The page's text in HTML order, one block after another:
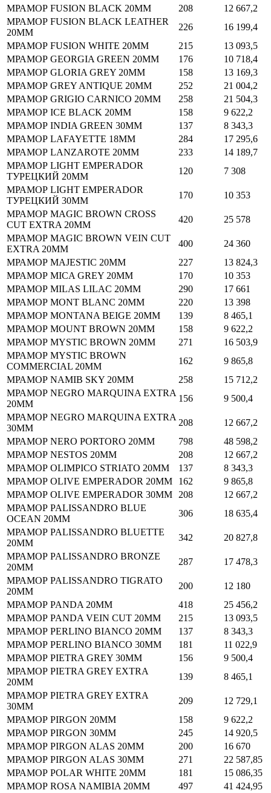
МРАМОР FUSION BLACK 20MM 208
12 667,2
МРАМОР FUSION BLACK LEATHER
20MM
226
16 199,4
МРАМОР FUSION WHITE 20MM
215
13 093,5
МРАМОР GEORGIA GREEN 20MM
176
10 718,4
МРАМОР GLORIA GREY 20MM
158
13 169,3
МРАМОР GREY ANTIQUE 20MM
252
21 004,2
МРАМОР GRIGIO CARNICO 20MM
258
21 504,3
МРАМОР ICE BLACK 20MM
158
9 622,2
МРАМОР INDIA GREEN 30MM
137
8 343,3
МРАМОР LAFAYETTE 18MM
284
17 295,6
МРАМОР LANZAROTE 20MM
233
14 189,7
МРАМОР LIGHT EMPERADOR
ТУРЕЦКИЙ 20MM
120
7 308
МРАМОР LIGHT EMPERADOR
ТУРЕЦКИЙ 30MM
170
10 353
МРАМОР MAGIC BROWN CROSS
CUT EXTRA 20MM
420
25 578
МРАМОР MAGIC BROWN VEIN CUT
EXTRA 20MM
400
24 360
МРАМОР MAJESTIC 20MM
227
13 824,3
МРАМОР MICA GREY 20MM
170
10 353
МРАМОР MILAS LILAC 20MM
290
17 661
МРАМОР MONT BLANC 20MM
220
13 398
МРАМОР MONTANA BEIGE 20MM
139
8 465,1
МРАМОР MOUNT BROWN 20MM
158
9 622,2
МРАМОР MYSTIC BROWN 20MM
271
16 503,9
МРАМОР MYSTIC BROWN
COMMERCIAL 20MM
162
9 865,8
МРАМОР NAMIB SKY 20MM
258
15 712,2
МРАМОР NEGRO MARQUINA EXTRA
20MM
156
9 500,4
МРАМОР NEGRO MARQUINA EXTRA
30MM
208
12 667,2
МРАМОР NERO PORTORO 20MM
798
48 598,2
МРАМОР NESTOS 20MM
208
12 667,2
МРАМОР OLIMPICO STRIATO 20MM
137
8 343,3
МРАМОР OLIVE EMPERADOR 20MM
162
9 865,8
МРАМОР OLIVE EMPERADOR 30MM
208
12 667,2
МРАМОР PALISSANDRO BLUE
OCEAN 20MM
306
18 635,4
МРАМОР PALISSANDRO BLUETTE
20MM
342
20 827,8
МРАМОР PALISSANDRO BRONZE
20MM
287
17 478,3
МРАМОР PALISSANDRO TIGRATO
20MM
200
12 180
МРАМОР PANDA 20MM
418
25 456,2
МРАМОР PANDA VEIN CUT 20MM
215
13 093,5
МРАМОР PERLINO BIANCO 20MM
137
8 343,3
МРАМОР PERLINO BIANCO 30MM
181
11 022,9
МРАМОР PIETRA GREY 30MM
156
9 500,4
МРАМОР PIETRA GREY EXTRA
20MM
139
8 465,1
МРАМОР PIETRA GREY EXTRA
30MM
209
12 729,1
МРАМОР PIRGON 20MM
158
9 622,2
МРАМОР PIRGON 30MM
245
14 920,5
МРАМОР PIRGON ALAS 20MM
200
16 670
МРАМОР PIRGON ALAS 30MM
271
22 587,85
МРАМОР POLAR WHITE 20MM
181
15 086,35
МРАМОР ROSA NAMIBIA 20MM
497
41 424,95